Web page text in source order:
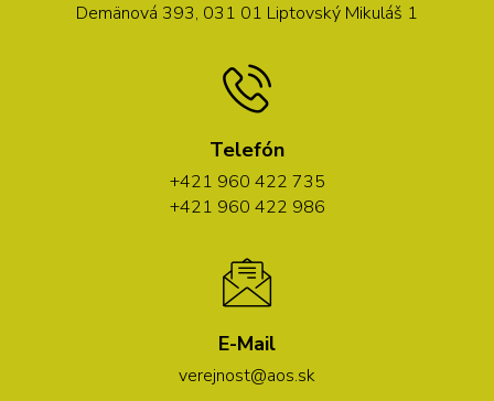
Demänová 393, 031 01 Liptovský Mikuláš 1
Telefón
+421 960 422 735
+421 960 422 986
E-Mail
verejnost@aos.sk